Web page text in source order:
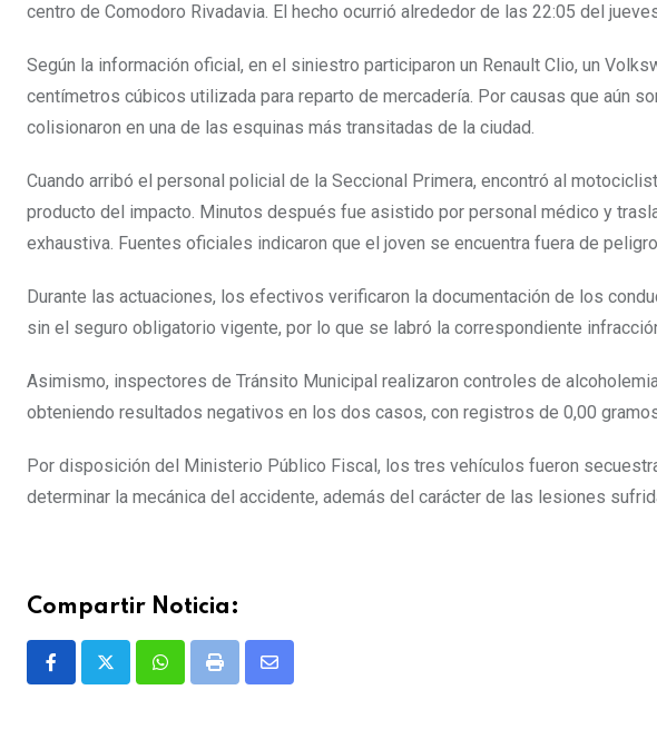
centro de Comodoro Rivadavia. El hecho ocurrió alrededor de las 22:05 del
Según la información oficial, en el siniestro participaron un Renault Clio, un
centímetros cúbicos utilizada para reparto de mercadería. Por causas que aún
colisionaron en una de las esquinas más transitadas de la ciudad.
Cuando arribó el personal policial de la Seccional Primera, encontró al
producto del impacto. Minutos después fue asistido por personal médico y
exhaustiva. Fuentes oficiales indicaron que el joven se encuentra fuera de
Durante las actuaciones, los efectivos verificaron la documentación de los
sin el seguro obligatorio vigente, por lo que se labró la correspondiente
Asimismo, inspectores de Tránsito Municipal realizaron controles de
obteniendo resultados negativos en los dos casos, con registros de 0,00
Por disposición del Ministerio Público Fiscal, los tres vehículos fueron
determinar la mecánica del accidente, además del carácter de las lesiones
Compartir Noticia:
WhatsappPrint
Share